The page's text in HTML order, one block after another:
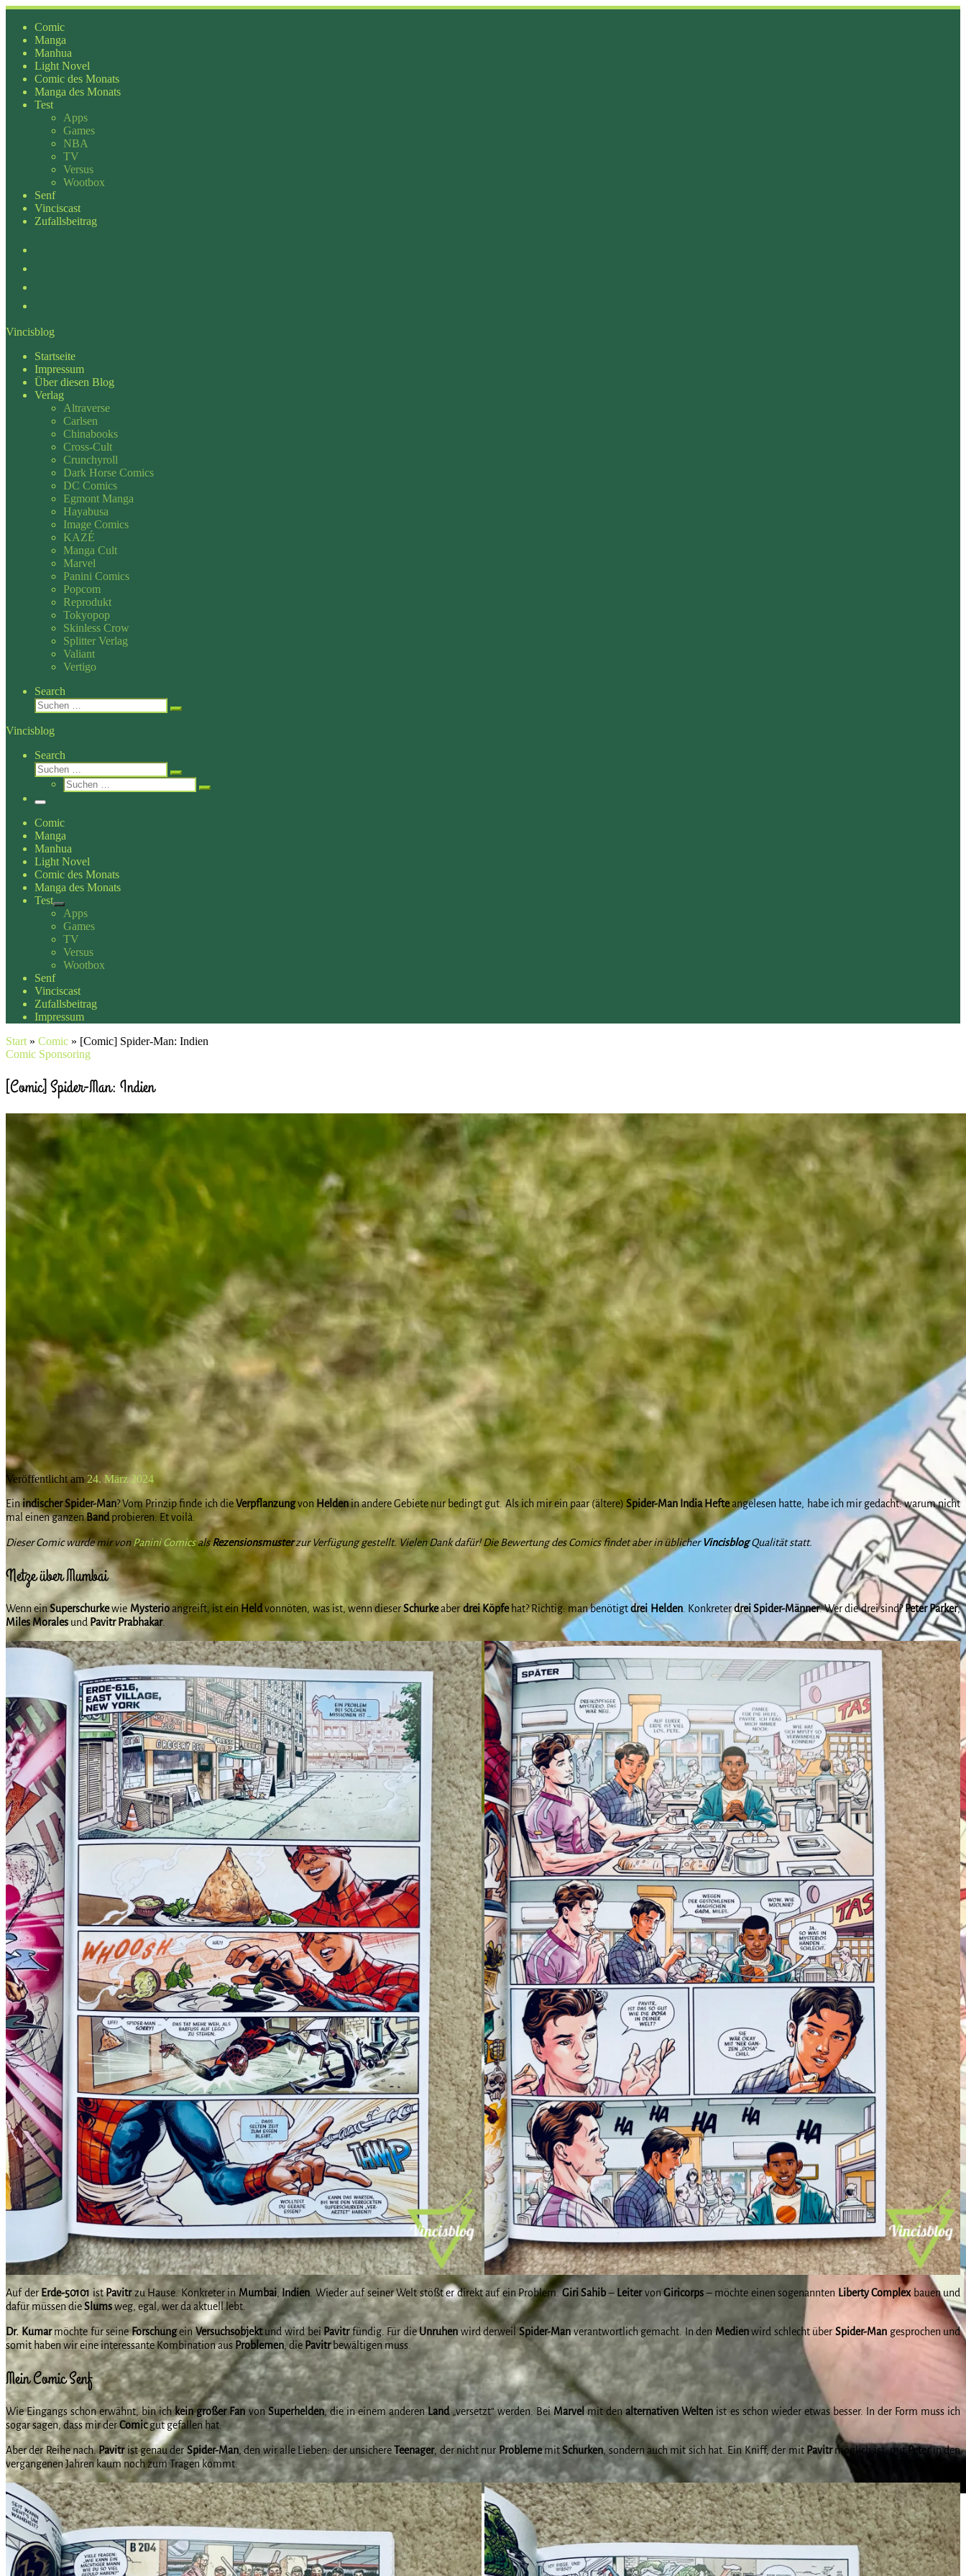
Zum
Inhalt
springen
Comic
Manga
Manhua
Light Novel
Comic des Monats
Manga des Monats
Test
Apps
Games
NBA
TV
Versus
Wootbox
Senf
Vinciscast
Zufallsbeitrag
Vincisblog
Startseite
Impressum
Über diesen Blog
Verlag
Altraverse
Carlsen
Chinabooks
Cross-Cult
Crunchyroll
Dark Horse Comics
DC Comics
Egmont Manga
Hayabusa
Image Comics
KAZÉ
Manga Cult
Marvel
Panini Comics
Popcom
Reprodukt
Tokyopop
Skinless Crow
Splitter Verlag
Valiant
Vertigo
Search
Suche
Suchen …
Vincisblog
Search
Suche
Suchen …
Suche
Suchen …
Menü
Comic
Manga
Manhua
Light Novel
Comic des Monats
Manga des Monats
Test
Apps
Games
TV
Versus
Wootbox
Senf
Vinciscast
Zufallsbeitrag
Impressum
Start » Comic » [Comic] Spider-Man: Indien
Comic Sponsoring
[Comic] Spider-Man: Indien
Veröffentlicht am 24. März 2024
Ein indischer Spider-Man? Vom Prinzip finde ich dieVerpflanzungvon Heldenin andere Gebiete nur bedingt gut. Als ich mir ein paar (ältere)Spider-Man India Hefteangelesen hatte, habe ich mir gedacht: warum nicht
mal einen ganzenBandprobieren. Et voilà.
Dieser Comic wurde mir von Panini ComicsalsRezensionsmusterzur Verfügung gestellt. Vielen Dank dafür! Die Bewertung des Comics findet aber in üblicherVincisblogQualität statt.
Netze über Mumbai
Wenn einSuperschurkewie Mysterioangreift, ist ein Heldvonnöten, was ist, wenn dieserSchurkeaber drei Köpfehat? Richtig: man benötigtdrei Helden. Konkreterdrei Spider-Männer. Wer die drei sind? Peter Parker,
Miles Morales und Pavitr Prabhakar.
Auf der Erde-50101 istPavitrzu Hause. Konkreter in Mumbai, Indien. Wieder auf seiner Welt stößt er direkt auf ein Problem.Giri Sahib– LeitervonGiricorps– möchte einen sogenannten Liberty Complexbauen und
dafür müssen dieSlumsweg, egal, wer da aktuell lebt.
Dr. Kumarmöchte für seineForschungeinVersuchsobjektund wird beiPavitrfündig. Für dieUnruhenwird derweilSpider-Manverantwortlich gemacht. In denMedienwird schlecht über Spider-Mangesprochen und
somit haben wir eine interessante Kombination aus Problemen, die Pavitrbewältigen muss.
Mein Comic Senf
Wie Eingangs schon erwähnt, bin ichkein großer FanvonSuperhelden, die in einem anderenLand„versetzt“ werden. BeiMarvel mit denalternativen Welten ist es schon wieder etwas besser. In der Form muss ich
sogar sagen, dass mir derComicgut gefallen hat.
Aber der Reihe nach.Pavitrist genau derSpider-Man, den wir alle Lieben: der unsichereTeenager, der nicht nur ProblememitSchurken, sondern auch mit sich hat. Ein Kniff, der mit Pavitrmöglich ist, mitPeterin den
vergangenen Jahren kaum noch zum Tragen kommt.